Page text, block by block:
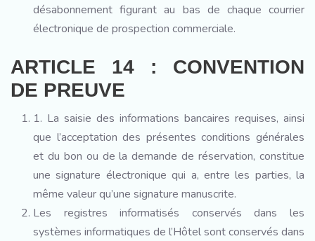
désabonnement figurant au bas de chaque courrier
électronique de prospection commerciale.
ARTICLE 14 : CONVENTION
DE PREUVE
1. La saisie des informations bancaires requises, ainsi
que l’acceptation des présentes conditions générales
et du bon ou de la demande de réservation, constitue
une signature électronique qui a, entre les parties, la
même valeur qu’une signature manuscrite.
Les registres informatisés conservés dans les
systèmes informatiques de l’Hôtel sont conservés dans